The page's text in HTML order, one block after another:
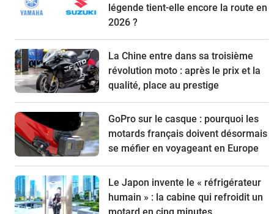
légende tient-elle encore la route en
2026 ?
La Chine entre dans sa troisième
révolution moto : après le prix et la
qualité, place au prestige
GoPro sur le casque : pourquoi les
motards français doivent désormais
se méfier en voyageant en Europe
Le Japon invente le « réfrigérateur
humain » : la cabine qui refroidit un